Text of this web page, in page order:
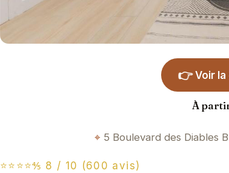
👉 Voir
À
5 Boulevard des Diables
⭐⭐⭐⭐⅘ 8 / 10 (600 avis)